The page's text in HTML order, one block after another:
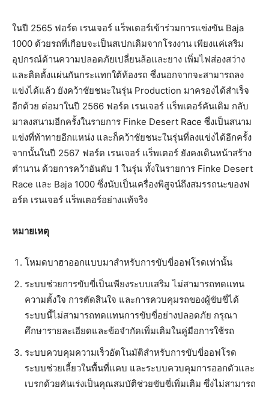
ในปี 2565 ฟอร์ด เรนเจอร์ แร็พเตอร์เข้าร่วมการแข่งขัน Baja
1000 ด้วยรถที่เกือบจะเป็นสเปกเดิมจากโรงงาน เพียงแค่เสริม
อุปกรณ์ด้านความปลอดภัยเปลี่ยนล้อและยาง เพิ่มไฟส่องสว่าง
และติดตั้งแผ่นกันกระแทกใต้ท้องรถ ซึ่งนอกจากจะสามารถลง
แข่งได้แล้ว ยังคว้าชัยชนะในรุ่น Production มาครองได้สำเร็จ
อีกด้วย ต่อมาในปี 2566 ฟอร์ด เรนเจอร์ แร็พเตอร์คันเดิม กลับ
มาลงสนามอีกครั้งในรายการ Finke Desert Race ซึ่งเป็นสนาม
แข่งที่ท้าทายอีกแหน่ง และก็คว้าชัยชนะในรุ่นที่ลงแข่งได้อีกครั้ง
จากนั้นในปี 2567 ฟอร์ด เรนเจอร์ แร็พเตอร์ ยังคงเดินหน้าสร้าง
ตำนาน ด้วยการคว้าอันดับ 1 ในรุ่น ทั้งในรายการ Finke Desert
Race และ Baja 1000 ซึ่งนับเป็นเครื่องพิสูจน์ถึงสมรรถนะของฟ
อร์ด เรนเจอร์ แร็พเตอร์อย่างแท้จริง
หมายเหตุ
โหมดบาฮาออกแบบมาสำหรับการขับขี่ออฟโรดเท่านั้น
ระบบช่วยการขับขี่เป็นเพียงระบบเสริม ไม่สามารถทดแทน
ความตั้งใจ การตัดสินใจ และการควบคุมรถของผู้ขับขี่ได้
ระบบนี้ไม่สามารถทดแทนการขับขี่อย่างปลอดภัย กรุณา
ศึกษารายละเอียดและข้อจำกัดเพิ่มเติมในคู่มือการใช้รถ
ระบบควบคุมความเร็วอัตโนมัติสำหรับการขับขี่ออฟโรด
ระบบช่วยเลี้ยวในพื้นที่แคบ และระบบควบคุมการออกตัวและ
เบรกด้วยคันเร่งเป็นคุณสมบัติช่วยขับขี่เพิ่มเติม ซึ่งไม่สามารถ